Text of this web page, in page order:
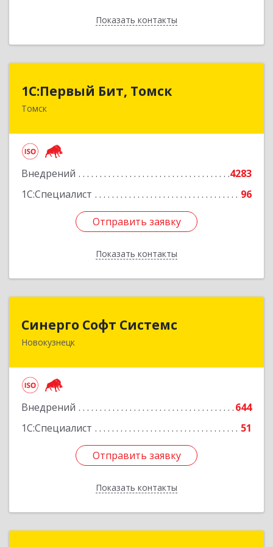
Показать контакты
Назад
1С:Первый Бит, Томск
Томск
Внедрений
4283
1С:Специалист
96
Отправить заявку
Показать контакты
634041, Томская обл, Томск г, Кирова пр-кт,
Отправить заявку
Назад
Синерго Софт Системс
Новокузнецк
Внедрений
644
1С:Специалист
51
Отправить заявку
Показать контакты
Синерго Софт Системс
654005, Кемеровская обл, Новокузнецк г,
Отправить заявку
Назад